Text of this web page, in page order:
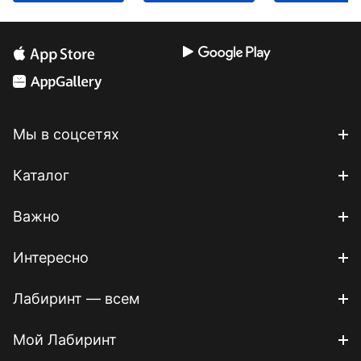
Мы в соцсетях
Каталог
Важно
Интересно
Лабиринт — всем
Мой Лабиринт